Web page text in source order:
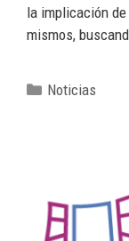
la implicación
mismos,
Noticias